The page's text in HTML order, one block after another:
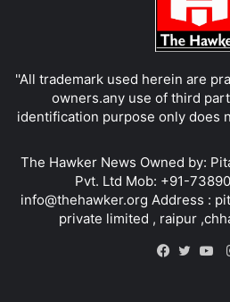
''All trademark used herein are
owners.any use of third
identification purpose only does
The Hawker News Owned by:
Pvt. Ltd Mob: +91-
info@thehawker.org Address :
private limited , raipur